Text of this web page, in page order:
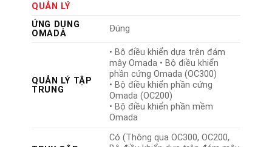
QUẢN LÝ
ỨNG DỤNG
OMADA
Đúng
QUẢN LÝ TẬP
TRUNG
• Bộ điều khiển dựa trên đám
mây Omada • Bộ điều khiển
phần cứng Omada (OC300)
• Bộ điều khiển phần cứng
Omada (OC200)
• Bộ điều khiển phần mềm
Omada
Có (Thông qua OC300, OC200,